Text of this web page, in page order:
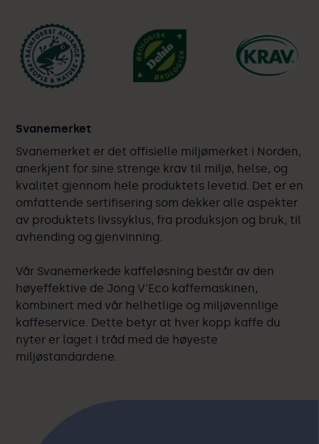
Svanemerket
Svanemerket er det offisielle miljømerket i Norden,
anerkjent for sine strenge krav til miljø, helse, og
kvalitet gjennom hele produktets levetid. Det er en
omfattende sertifisering som dekker alle aspekter
av produktets livssyklus, fra produksjon og bruk, til
avhending og gjenvinning.
Vår Svanemerkede kaffeløsning består av den
høyeffektive de Jong V'Eco kaffemaskinen,
kombinert med vår helhetlige og miljøvennlige
kaffeservice. Dette betyr at hver kopp kaffe du
nyter er laget i tråd med de høyeste
miljøstandardene.